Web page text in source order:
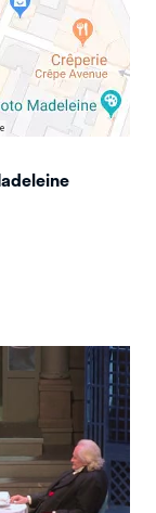
si elle
à même de